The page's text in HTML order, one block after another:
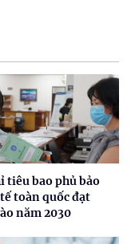
tiêu bao phủ bảo
toàn quốc đạt
năm 2030